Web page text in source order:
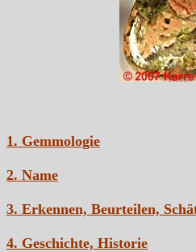
1. Gemmologie
2. Name
3. Erkennen, Beurteilen,
4. Geschichte, Historie